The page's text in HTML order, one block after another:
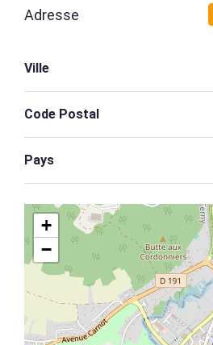
Adresse
Ville
Code Postal
Pays
+
−